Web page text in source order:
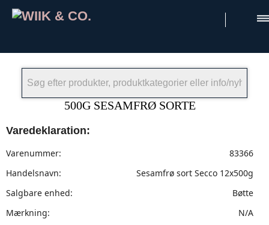
500G SESAMFRØ SORTE
Varedeklaration:
Varenummer:
83366
Handelsnavn:
Sesamfrø sort Secco 12x500g
Salgbare enhed:
Bøtte
Mærkning:
N/A